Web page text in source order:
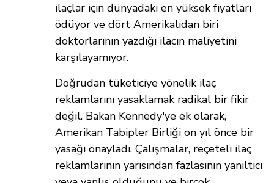
ilaçlar için dünyadaki en yüksek fiyatları
ödüyor ve dört Amerikalıdan biri
doktorlarının yazdığı ilacın maliyetini
karşılayamıyor.
Doğrudan tüketiciye yönelik ilaç
reklamlarını yasaklamak radikal bir fikir
değil. Bakan Kennedy'ye ek olarak,
Amerikan Tabipler Birliği on yıl önce bir
yasağı onayladı. Çalışmalar, reçeteli ilaç
reklamlarının yarısından fazlasının yanıltıcı